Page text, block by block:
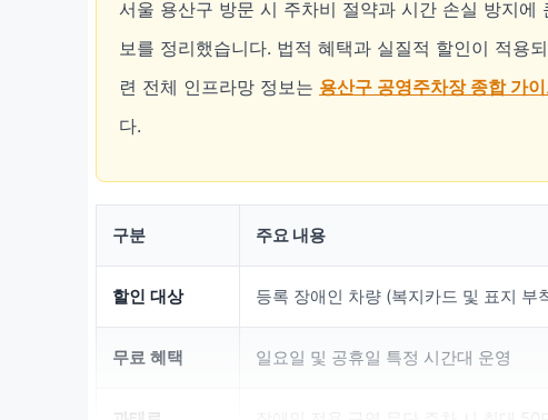
서울 용산구 방문 시 주차비 절약과 시간 손실 방지
보를 정리했습니다. 법적 혜택과 실질적 할인이 적용
련 전체 인프라망 정보는 용산구 공영주차장 종합 가
다.
구분 주요 내용
할인 대상 등록 장애인 차량 (복지카드 및 표지 부
무료 혜택 일요일 및 공휴일 특정 시간대 운영